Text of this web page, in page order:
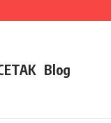
Blog